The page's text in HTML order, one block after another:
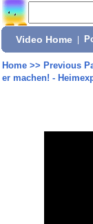
Video Home
Home>> Previous
er machen! -